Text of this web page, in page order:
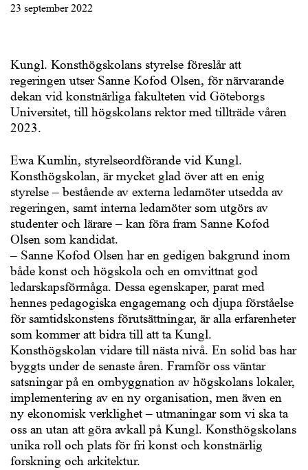
23 september 2022
Kungl. Konsthögskolans styrelse föreslår att
regeringen utser Sanne Kofod Olsen, för närvarande
dekan vid konstnärliga fakulteten vid Göteborgs
Universitet, till högskolans rektor med tillträde våren
2023.
Ewa Kumlin, styrelseordförande vid Kungl.
Konsthögskolan, är mycket glad över att en enig
styrelse – bestående av externa ledamöter utsedda av
regeringen, samt interna ledamöter som utgörs av
studenter och lärare – kan föra fram Sanne Kofod
Olsen som kandidat.
– Sanne Kofod Olsen har en gedigen bakgrund inom
både konst och högskola och en omvittnat god
ledarskapsförmåga. Dessa egenskaper, parat med
hennes pedagogiska engagemang och djupa förståelse
för samtidskonstens förutsättningar, är alla erfarenheter
som kommer att bidra till att ta Kungl.
Konsthögskolan vidare till nästa nivå. En solid bas har
byggts under de senaste åren. Framför oss väntar
satsningar på en ombyggnation av högskolans lokaler,
implementering av en ny organisation, men även en
ny ekonomisk verklighet – utmaningar som vi ska ta
oss an utan att göra avkall på Kungl. Konsthögskolans
unika roll och plats för fri konst och konstnärlig
forskning och arkitektur.